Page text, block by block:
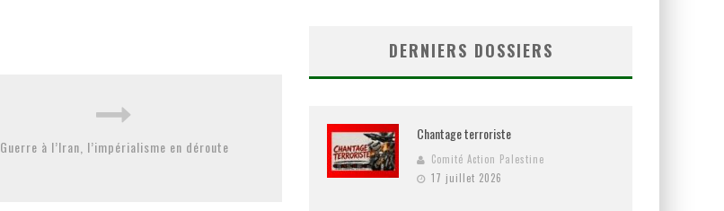
Guerre à l’Iran, l’impérialisme en déroute
DERNIERS DOSSIERS
Chantage terroriste
Comité Action Palestine
17 juillet 2026